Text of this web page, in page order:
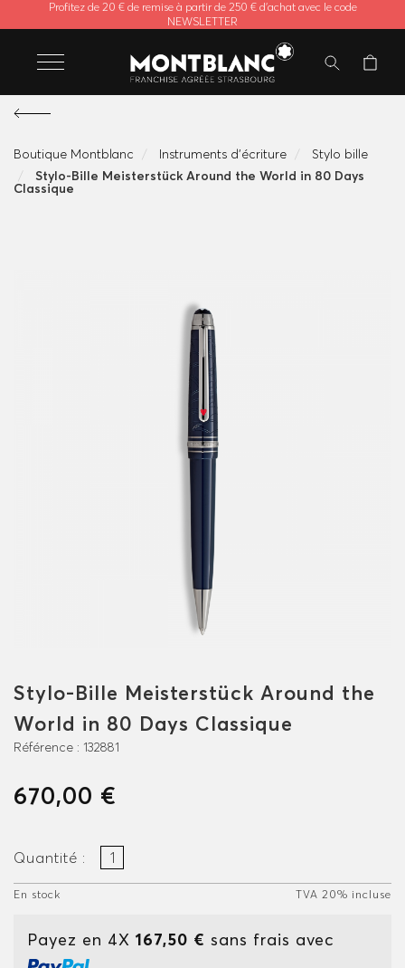
Profitez de 20 € de remise à partir de 250 € d'achat avec le code
NEWSLETTER
Boutique Montblanc Instruments d'écriture
Stylo bille
Stylo-Bille Meisterstück Around the World in 80 Days
Classique
Stylo-Bille Meisterstück Around the
World in 80 Days Classique
Référence : 132881
670,00 €
Quantité :
En stock TVA 20% incluse
Payez en 4X 167,50 € sans frais avec